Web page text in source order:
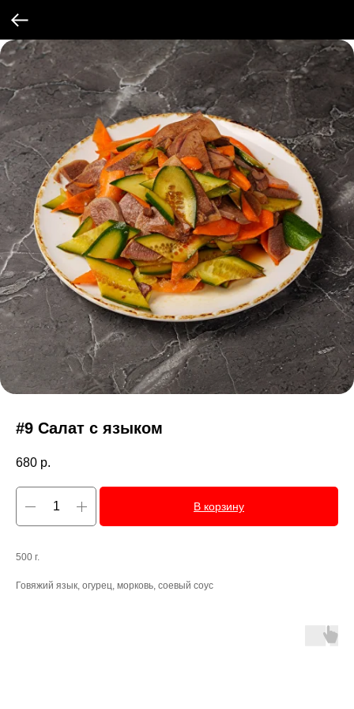
#9 Салат с языком
680 р.
В корзину
500 г.
Говяжий язык, огурец, морковь, соевый соус